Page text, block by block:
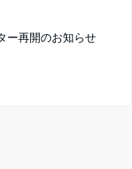
ー再開のお知らせ